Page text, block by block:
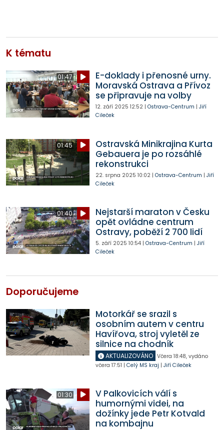
K tématu
01:47
E-doklady i přenosné urny.
Moravská Ostrava a Přívoz
se připravuje na volby
12. září 2025 12:52| Ostrava-Centrum | Jiří
Cileček
01:45
Ostravská Minikrajina Kurta
Gebauera je po rozsáhlé
rekonstrukci
22. srpna 2025 10:02| Ostrava-Centrum | Jiří
Cileček
01:40
Nejstarší maraton v Česku
opět ovládne centrum
Ostravy, poběží 2 700 lidí
5. září 2025 10:54| Ostrava-Centrum | Jiří
Cileček
Doporučujeme
Motorkář se srazil s
osobním autem v centru
Havířova, stroj vyletěl ze
silnice na chodník
AKTUALIZOVÁNO Včera 18:48, vydáno
včera 17:51 | Celý MS kraj | Jiří Cileček
01:30
V Palkovicích válí s
humornými videi, na
dožínky jede Petr Kotvald
na kombajnu